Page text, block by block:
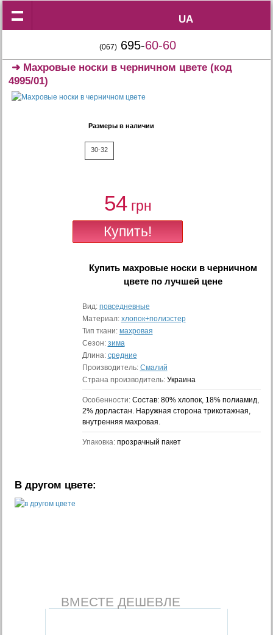
UA
UA
(067) 695-60-60
➜ Махровые носки в черничном цвете (код
4995/01)
Размеры в наличии
30-32
54грн
Купить махровые носки в черничном
цветепо лучшей цене
Вид: повседневные
Материал: хлопок+полиэстер
Тип ткани: махровая
Сезон: зима
Длина: средние
Производитель: Смалий
Страна производитель: Украина
Особенности: Состав: 80% хлопок, 18% полиамид,
2% дорластан. Наружная сторона трикотажная,
внутренняя махровая.
Упаковка: прозрачный пакет
В другом цвете:
ВМЕСТЕ ДЕШЕВЛЕ